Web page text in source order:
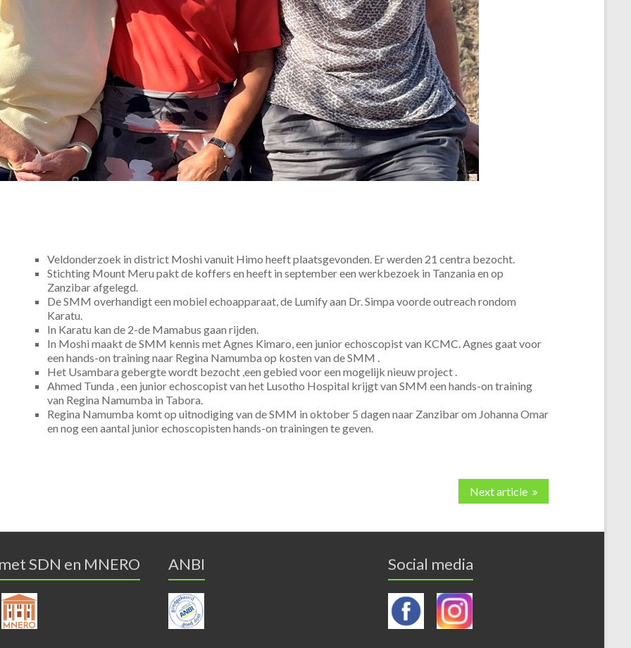
Veldonderzoek in district Moshi vanuit Himo heeft plaatsgevonden. Er werden 21 centra bezocht.
Stichting Mount Meru pakt de koffers en heeft in september een werkbezoek in Tanzania en op
Zanzibar afgelegd.
De SMM overhandigt een mobiel echoapparaat, de Lumify aan Dr. Simpa voorde outreach rondom
Karatu.
In Karatu kan de 2-de Mamabus gaan rijden.
In Moshi maakt de SMM kennis met Agnes Kimaro, een junior echoscopist van KCMC. Agnes gaat voor
een hands-on training naar Regina Namumba op kosten van de SMM .
Het Usambara gebergte wordt bezocht ,een gebied voor een mogelijk nieuw project .
Ahmed Tunda , een junior echoscopist van het Lusotho Hospital krijgt van SMM een hands-on training
van Regina Namumba in Tabora.
Regina Namumba komt op uitnodiging van de SMM in oktober 5 dagen naar Zanzibar om Johanna Omar
en nog een aantal junior echoscopisten hands-on trainingen te geven.
Next article
SDN en MNERO ANBI Social media